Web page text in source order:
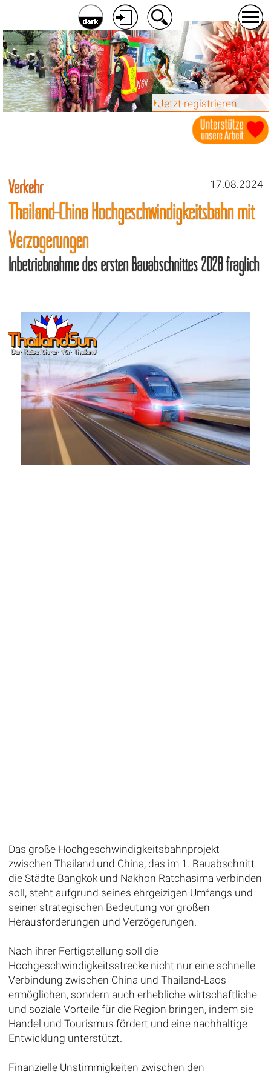
Jetzt registrieren
17.08.2024
Verkehr
Thailand-China Hochgeschwindigkeitsbahn mit
Verzögerungen
Inbetriebnahme des ersten Bauabschnittes 2028 fraglich
Das große Hochgeschwindigkeitsbahnprojekt
zwischen Thailand und China, das im 1. Bauabschnitt
die Städte Bangkok und Nakhon Ratchasima verbinden
soll, steht aufgrund seines ehrgeizigen Umfangs und
seiner strategischen Bedeutung vor großen
Herausforderungen und Verzögerungen.
Nach ihrer Fertigstellung soll die
Hochgeschwindigkeitsstrecke nicht nur eine schnelle
Verbindung zwischen China und Thailand-Laos
ermöglichen, sondern auch erhebliche wirtschaftliche
und soziale Vorteile für die Region bringen, indem sie
Handel und Tourismus fördert und eine nachhaltige
Entwicklung unterstützt.
Finanzielle Unstimmigkeiten zwischen den